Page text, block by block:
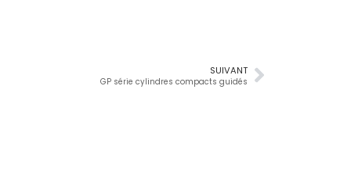
SUIVANT
GP série cylindres compacts guidés